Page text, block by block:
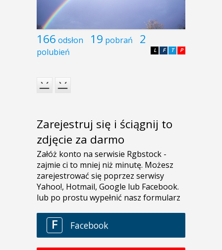
166 odsłon 19 pobrań 2
polubień P
T
F
L
Zarejestruj się i ściągnij to
zdjęcie za darmo